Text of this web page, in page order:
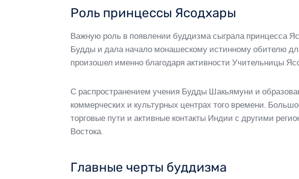
Роль принцессы Ясодхары
Важную роль в появлении буддизма сыграла принцесса
Будды и дала начало монашескому истинному обителю
произошел именно благодаря активности Учительницы
С распространением учения Будды Шакьямуни и
коммерческих и культурных центрах того времени.
торговые пути и активные контакты Индии с другими
Востока.
Главные черты буддизма